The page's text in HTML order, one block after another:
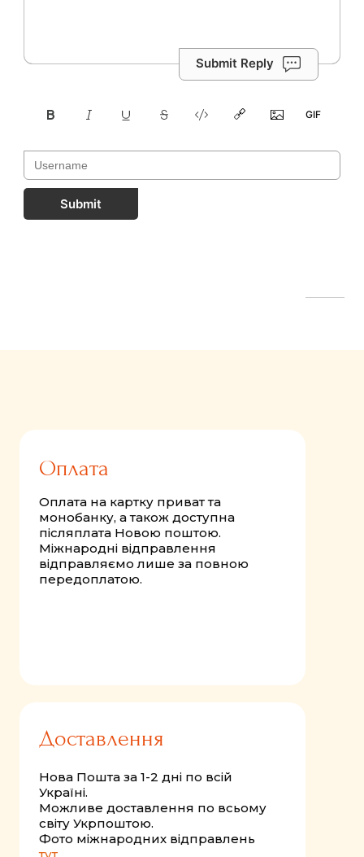
Submit Reply
Submit
Оплата
Оплата на картку приват та
монобанку, а також доступна
післяплата Новою поштою.
Міжнародні відправлення
відправляємо лише за повною
передоплатою.
Нова Пошта за 1-2 дні по всій
Україні.
Можливе доставлення по всьому
світу Укрпоштою.
Фото міжнародних відправлень
тут
Доставлення